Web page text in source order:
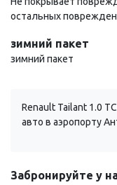
остальных
зимний пакет
зимний пакет
Renault Tailant 1.0
авто в аэропорту
Забронируйте у